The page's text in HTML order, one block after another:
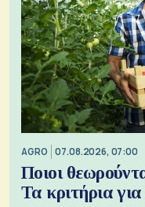
AGRO 07.08.2026, 07:00
Ποιοι
Τα κριτήρια για